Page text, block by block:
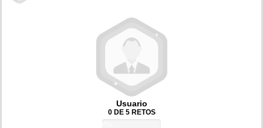
Usuario
0 DE 5 RETOS